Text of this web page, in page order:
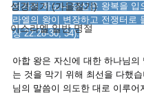
성경절기 (가을절기)
이스라엘 일반 명절
어가려 하노니 당신은 왕복을 입
라엘의 왕이 변장하고 전쟁터로
상 22:28-30, 34).
아합 왕은 자신에 대한 하나님의
는 것을 막기 위해 최선을 다했
님의 말씀이 의도한 대로 이루어